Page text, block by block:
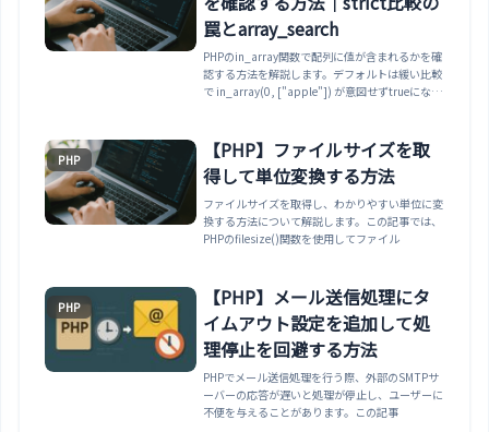
罠とarray_search
PHPのin_array関数で配列に値が含まれるかを確
認する方法を解説します。デフォルトは緩い比較
で in_array(0, ["apple"]) が意図せずtrueになる
array_search、キーの存在確認との違いまでま
とめます。
PHP
【PHP】ファイルサイズを取
得して単位変換する方法
ファイルサイズを取得し、わかりやすい単位に変
換する方法について解説します。この記事では、
PHPのfilesize()関数を使用してファイル
PHP
【PHP】メール送信処理にタ
イムアウト設定を追加して処
理停止を回避する方法
PHPでメール送信処理を行う際、外部のSMTPサ
ーバーの応答が遅いと処理が停止し、ユーザーに
不便を与えることがあります。この記事